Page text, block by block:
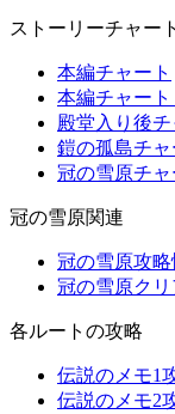
ストーリーチャート
本編チャート
本編チャート
殿堂入り後チ
鎧の孤島チャ
冠の雪原チャ
冠の雪原関連
冠の雪原攻略
冠の雪原ク
各ルートの攻略
伝説のメモ1
伝説のメモ2